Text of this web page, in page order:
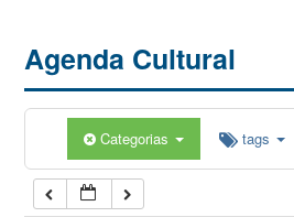
Agenda Cultural
Categorias tags
5:00
6:00